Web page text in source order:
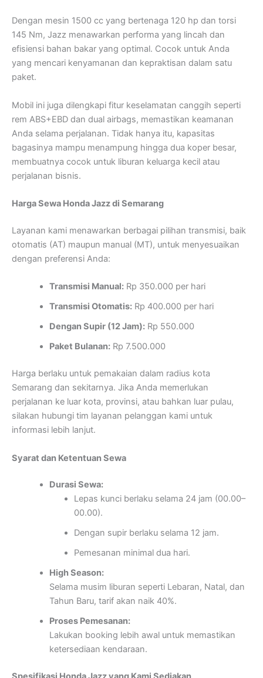
Dengan mesin 1500 cc yang bertenaga 120 hp dan torsi
145 Nm, Jazz menawarkan performa yang lincah dan
efisiensi bahan bakar yang optimal. Cocok untuk Anda
yang mencari kenyamanan dan kepraktisan dalam satu
paket.
Mobil ini juga dilengkapi fitur keselamatan canggih seperti
rem ABS+EBD dan dual airbags, memastikan keamanan
Anda selama perjalanan. Tidak hanya itu, kapasitas
bagasinya mampu menampung hingga dua koper besar,
membuatnya cocok untuk liburan keluarga kecil atau
perjalanan bisnis.
Harga Sewa Honda Jazz di Semarang
Layanan kami menawarkan berbagai pilihan transmisi, baik
otomatis (AT) maupun manual (MT), untuk menyesuaikan
dengan preferensi Anda:
Transmisi Manual:Rp 350.000 per hari
Transmisi Otomatis:Rp 400.000 per hari
Dengan Supir (12 Jam):Rp 550.000
Paket Bulanan:Rp 7.500.000
Harga berlaku untuk pemakaian dalam radius kota
Semarang dan sekitarnya. Jika Anda memerlukan
perjalanan ke luar kota, provinsi, atau bahkan luar pulau,
silakan hubungi tim layanan pelanggan kami untuk
informasi lebih lanjut.
Syarat dan Ketentuan Sewa
Durasi Sewa:
Lepas kunci berlaku selama 24 jam (00.00–
00.00).
Dengan supir berlaku selama 12 jam.
Pemesanan minimal dua hari.
High Season:
Selama musim liburan seperti Lebaran, Natal, dan
Tahun Baru, tarif akan naik 40%.
Proses Pemesanan:
Lakukan booking lebih awal untuk memastikan
ketersediaan kendaraan.